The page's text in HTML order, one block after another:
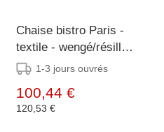
Chaise bistro Paris -
textile - wengé/résille
noire1-3 jours ouvrés
100,44 €
120,53 €